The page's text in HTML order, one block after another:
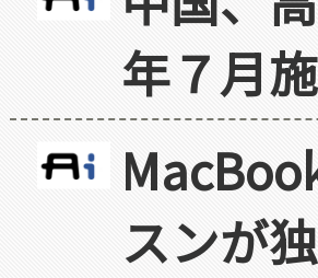
年７月
スンが